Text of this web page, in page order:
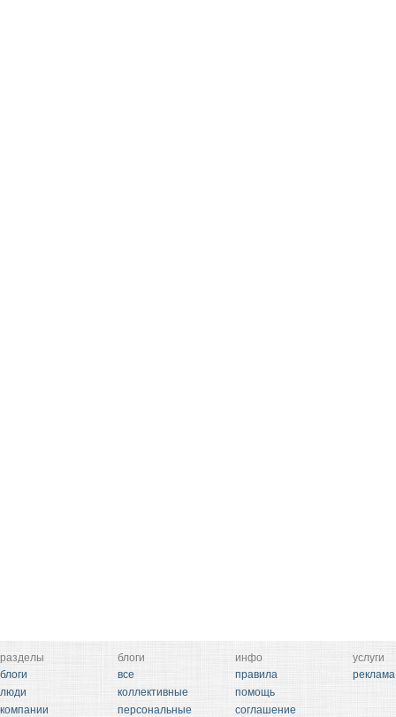
разделы
блоги
люди
компании
блоги
все
коллективные
персональные
инфо
правила
помощь
соглашение
услуги
реклама